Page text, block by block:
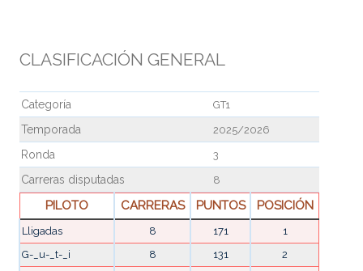
CLASIFICACIÓN GENERAL
Categoría GT1
Temporada 2025/2026
Ronda 3
Carreras disputadas 8
PILOTO CARRERAS PUNTOS POSICIÓN
Lligadas 8 171
1
G-_u-_t-_i
8 131
2